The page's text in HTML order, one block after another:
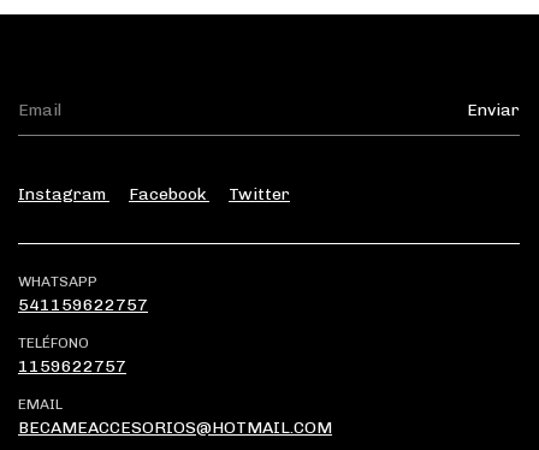
Instagram Facebook Twitter
WHATSAPP
541159622757
TELÉFONO
1159622757
EMAIL
BECAMEACCESORIOS@HOTMAIL.COM